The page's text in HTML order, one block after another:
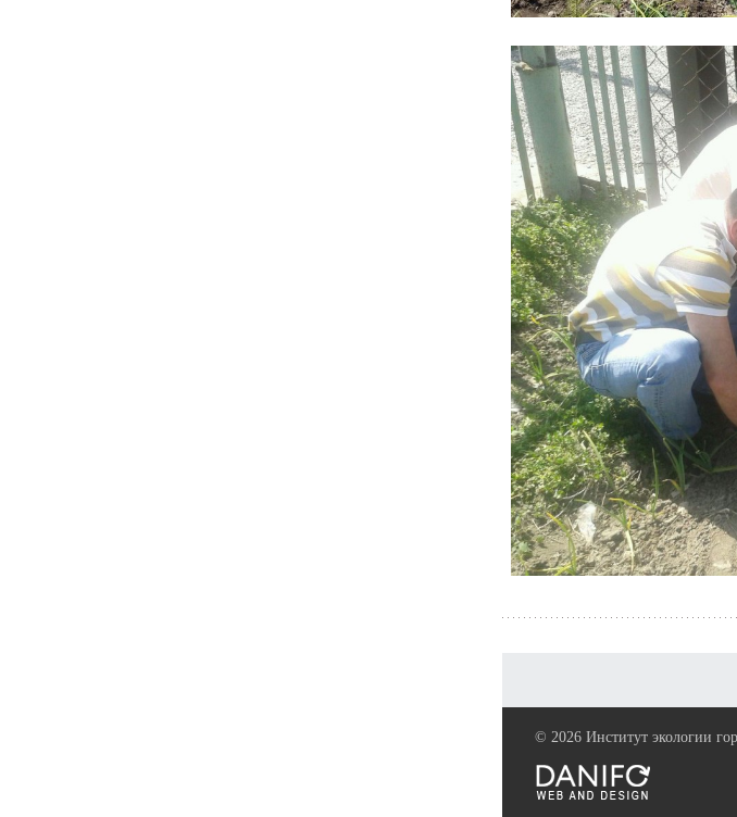
© 2026 Институт экологии